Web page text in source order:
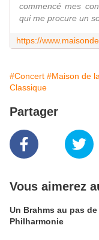
commencé mes
qui me procure un
#Concert #Maison de
Classique
Partager
Vous aimerez
Un Brahms au pas
Philharmonie